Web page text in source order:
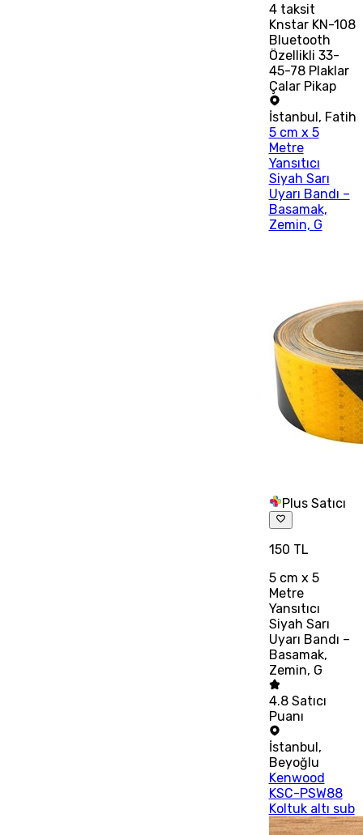
4taksit
Knstar KN-108
Bluetooth
Özellikli 33-
45-78 Plaklar
Çalar Pikap
İstanbul, Fatih
5 cm x 5
Metre
Yansıtıcı
Siyah Sarı
Uyarı Bandı –
Basamak,
Zemin, G
Plus Satıcı
150 TL
5 cm x 5
Metre
Yansıtıcı
Siyah Sarı
Uyarı Bandı –
Basamak,
Zemin, G
4.8 Satıcı
Puanı
İstanbul,
Beyoğlu
Kenwood
KSC-PSW88
Koltuk altı sub